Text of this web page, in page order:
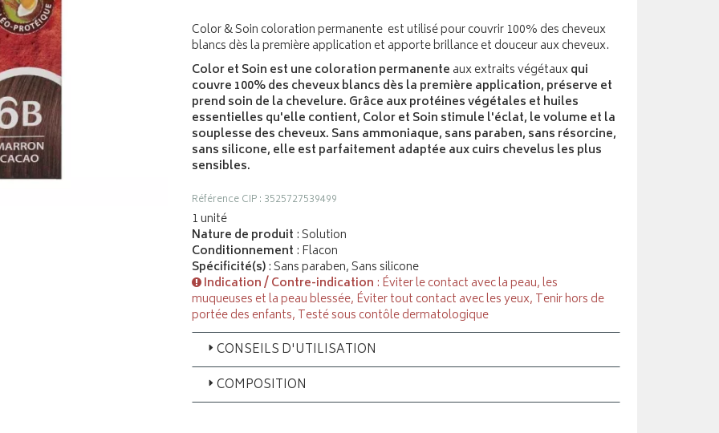
Color & Soin coloration permanente est utilisé pour couvrir 100% des cheveux
blancs dès la première application et apporte brillance et douceur aux cheveux.
Color et Soin est une coloration permanente aux extraits végétauxqui
couvre 100% des cheveux blancs dès la première application, préserve et
prend soin de la chevelure. Grâce aux protéines végétales et huiles
essentielles qu'elle contient, Color et Soin stimule l'éclat, le volume et la
souplesse des cheveux. Sans ammoniaque, sans paraben, sans résorcine,
sans silicone, elle est parfaitement adaptée aux cuirs chevelus les plus
sensibles.
Référence CIP : 3525727539499
1 unité
Nature de produit : Solution
Conditionnement : Flacon
Spécificité(s): Sans paraben, Sans silicone
Indication / Contre-indication : Éviter le contact avec la peau, les
muqueuses et la peau blessée, Éviter tout contact avec les yeux, Tenir hors de
portée des enfants, Testé sous contôle dermatologique
CONSEILS D'UTILISATION
COMPOSITION